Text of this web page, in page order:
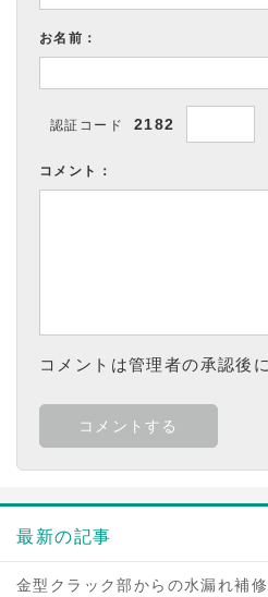
お名前：
認証コード 2182
コメント：
コメントは管理者の承認後
最新の記事
金型クラック部からの水漏れ補修